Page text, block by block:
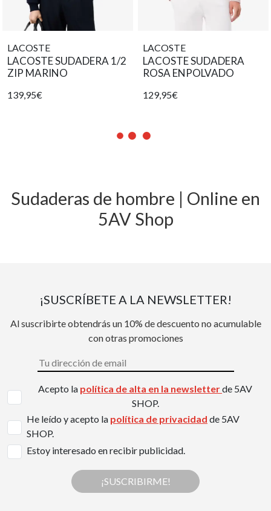
LACOSTE
LACOSTE SUDADERA 1/2
ZIP MARINO
139,95€
LACOSTE
LACOSTE SUDADERA
ROSA ENPOLVADO
129,95€
Sudaderas de hombre | Online en
5AV Shop
¡SUSCRÍBETE A LA NEWSLETTER!
Al suscribirte obtendrás un 10% de descuento no acumulable
con otras promociones
Acepto la política de alta en la newsletterde 5AV
SHOP.
He leído y acepto la política de privacidad de 5AV
SHOP.
Estoy interesado en recibir publicidad.
¡SUSCRIBIRME!